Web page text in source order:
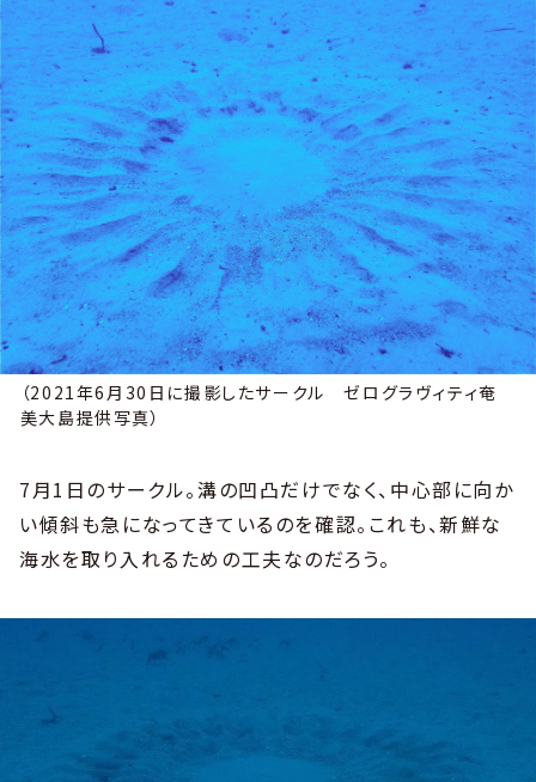
（2021年6月30日に撮影したサークル ゼログラヴィティ奄
美大島提供写真）
7月1日のサークル。溝の凹凸だけでなく、中心部に向か
い傾斜も急になってきているのを確認。これも、新鮮な
海水を取り入れるための工夫なのだろう。